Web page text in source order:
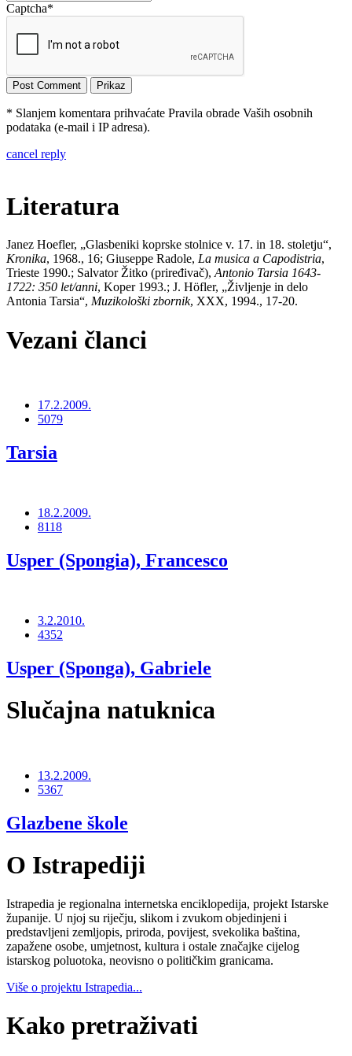
Captcha*
* Slanjem komentara prihvaćate Pravila obrade Vaših osobnih
podataka (e-mail i IP adresa).
cancel reply
Literatura
Janez Hoefler, „Glasbeniki koprske stolnice v. 17. in 18. stoletju“,
Kronika, 1968., 16; Giuseppe Radole, La musica a Capodistria,
Trieste 1990.; Salvator Žitko (priređivač),Antonio Tarsia 1643-
1722: 350 let/anni, Koper 1993.; J. Höfler, „Življenje in delo
Antonia Tarsia“, Muzikološki zbornik, XXX, 1994., 17-20.
Vezani članci
17.2.2009.
5079
Tarsia
18.2.2009.
8118
Usper (Spongia), Francesco
3.2.2010.
4352
Usper (Sponga), Gabriele
Slučajna natuknica
13.2.2009.
5367
Glazbene škole
O Istrapediji
Istrapedia je regionalna internetska enciklopedija, projekt Istarske
županije. U njoj su riječju, slikom i zvukom objedinjeni i
predstavljeni zemljopis, priroda, povijest, svekolika baština,
zapažene osobe, umjetnost, kultura i ostale značajke cijelog
istarskog poluotoka, neovisno o političkim granicama.
Više o projektu Istrapedia...
Kako pretraživati